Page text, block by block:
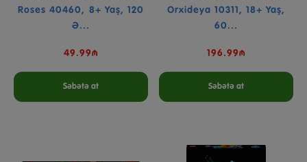
Roses 40460, 8+ Yaş, 120
Ə...
49.99₼
Səbətə at
Orxideya 10311, 18+ Yaş,
60...
196.99₼
Səbətə at